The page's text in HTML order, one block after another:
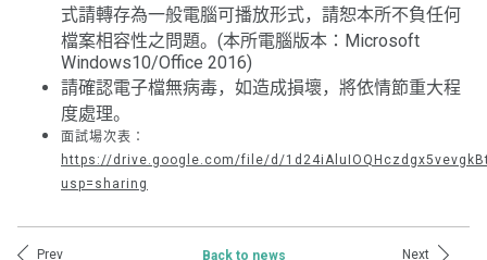
式請轉存為一般電腦可播放形式，請恕本所不負任何
檔案相容性之問題。(本所電腦版本：Microsoft
Windows10/Office 2016)
請確認電子檔無病毒，如造成損壞，將依情節重大程
度處理。
面試場次表：
https://drive.google.com/file/d/
usp=sharing
Prev Back to news Next